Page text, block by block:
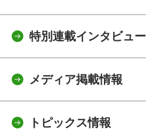
特別連載インタビュー
メディア掲載情報
トピックス情報